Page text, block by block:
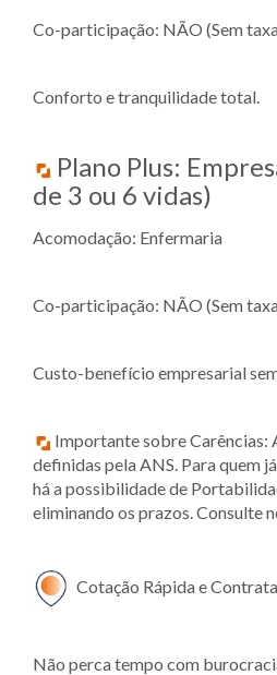
Co-participação: NÃO (Sem
Conforto e tranquilidade total.
Plano Plus:
de 3 ou 6 vidas)
Acomodação: Enfermaria
Co-participação: NÃO (Sem
Custo-benefício empresarial
Importante sobre Carências:
definidas pela ANS. Para quem
há a possibilidade de
eliminando os prazos. Consulte
Cotação Rápida e
Não perca tempo com